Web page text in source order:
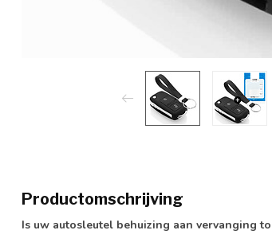
Productomschrijving
Is uw autosleutel behuizing aan vervanging